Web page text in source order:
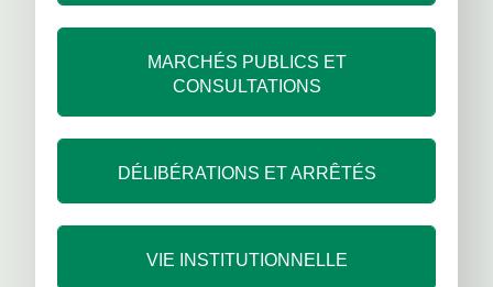
MARCHÉS PUBLICS ET
CONSULTATIONS
DÉLIBÉRATIONS ET ARRÊTÉS
VIE INSTITUTIONNELLE